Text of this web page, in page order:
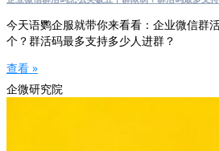
今天语鹦企服就带你来看看：企业微信群
个？群活码最多支持多少人进群？
查看 »
企微研究院